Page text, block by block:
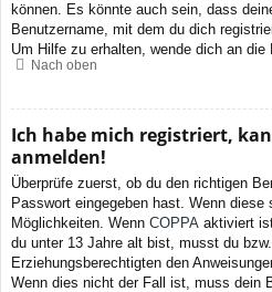
können. Es könnte auch sein, dass
Benutzername, mit dem du dich
Um Hilfe zu erhalten, wende dich an die
Nach oben
Ich habe mich registriert,
anmelden!
Überprüfe zuerst, ob du den richtigen
Passwort eingegeben hast. Wenn
Möglichkeiten. Wenn COPPA aktiviert
du unter 13 Jahre alt bist, musst du
Erziehungsberechtigten den
Wenn dies nicht der Fall ist, muss dein